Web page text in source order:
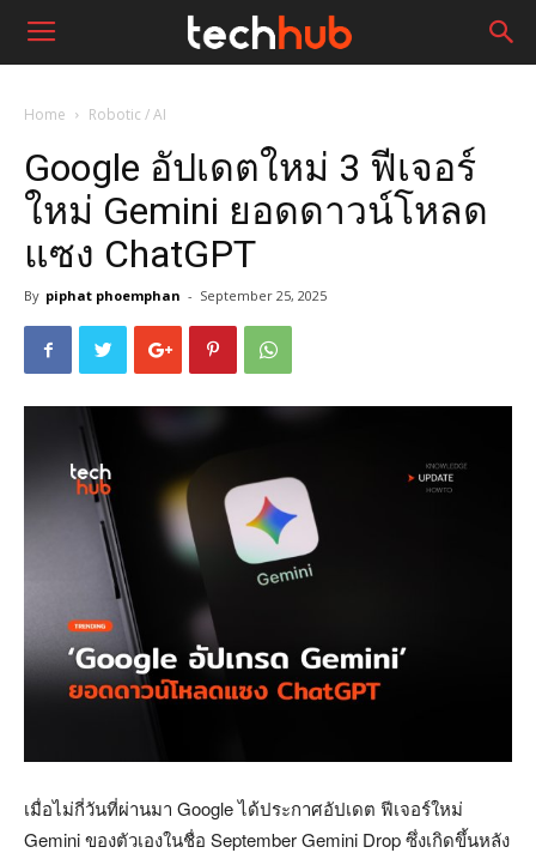
Home Robotic / AI
Google อัปเดตใหม่ 3 ฟีเจอร์
ใหม่ Gemini ยอดดาวน์โหลด
แซง ChatGPT
By piphat phoemphan - September 25, 2025
เมื่อไม่กี่วันที่ผ่านมา Google ได้ประกาศอัปเดต ฟีเจอร์ใหม่
Gemini ของตัวเองในชื่อ September Gemini Drop ซึ่งเกิดขึ้นหลัง